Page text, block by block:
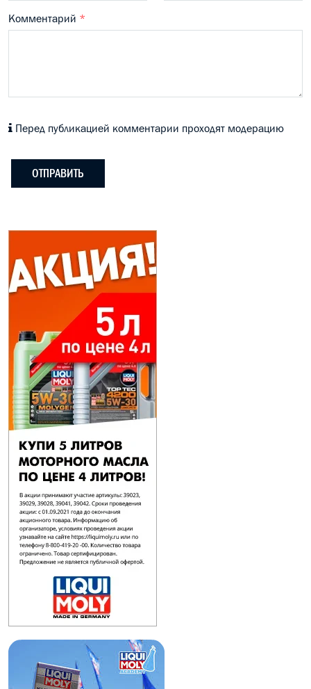
Комментарий *
Перед публикацией комментарии проходят модерацию
ОТПРАВИТЬ